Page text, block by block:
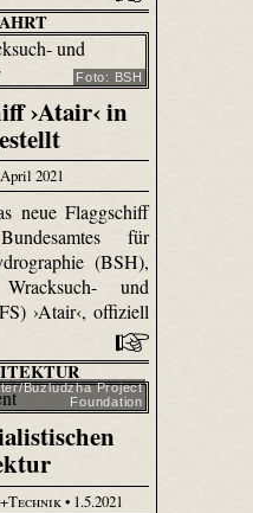
Foto: BSH
›Atair‹ in
2021
neue Flaggschiff
für
(BSH),
und
›Atair‹, offiziell
Buzludzha Project
Foundation
• 1.5.2021